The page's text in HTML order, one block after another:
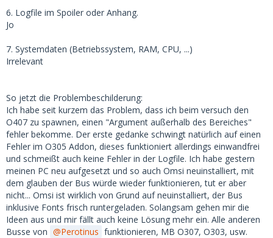
6. Logfile im Spoiler oder Anhang.
Jo
7. Systemdaten (Betriebssystem, RAM, CPU, ...)
Irrelevant
So jetzt die Problembeschilderung:
Ich habe seit kurzem das Problem, dass ich beim versuch den
O407 zu spawnen, einen "Argument außerhalb des Bereiches"
fehler bekomme. Der erste gedanke schwingt natürlich auf einen
Fehler im O305 Addon, dieses funktioniert allerdings einwandfrei
und schmeißt auch keine Fehler in der Logfile. Ich habe gestern
meinen PC neu aufgesetzt und so auch Omsi neuinstalliert, mit
dem glauben der Bus würde wieder funktionieren, tut er aber
nicht... Omsi ist wirklich von Grund auf neuinstalliert, der Bus
inklusive Fonts frisch runtergeladen. Solangsam gehen mir die
Ideen aus und mir fällt auch keine Lösung mehr ein. Alle anderen
Busse von
Perotinus funktionieren, MB O307, O303, usw.